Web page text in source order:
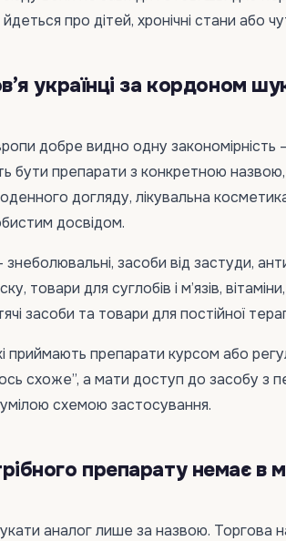
про дітей, хронічні стани або
українці за кордоном
добре видно одну
бути препарати з конкретною назвою,
догляду, лікувальна
досвідом.
засоби від застуди,
товари для суглобів і м’язів,
засоби та товари для постійної
приймають препарати курсом або
схоже”, а мати доступ до засобу з
схемою застосування.
препарату немає в
аналог лише за назвою. Торгова